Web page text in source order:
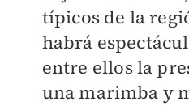
típicos de la
habrá
entre ellos la
una marimba y